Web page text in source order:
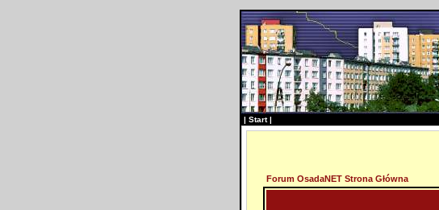
| Start|
Forum OsadaNET Strona Główna